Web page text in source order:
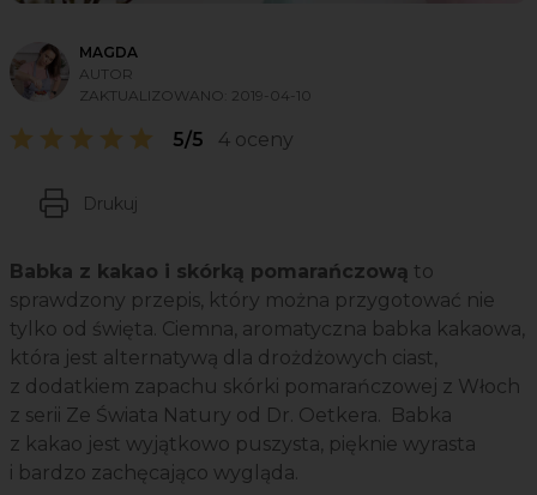
MAGDA
AUTOR
ZAKTUALIZOWANO: 2019-04-10
5/5 4 oceny
Drukuj
Babka z kakao i skórką pomarańczową to
sprawdzony przepis, który można przygotować nie
tylko od święta. Ciemna, aromatyczna babka kakaowa,
która jest alternatywą dla drożdżowych ciast,
z dodatkiem zapachu skórki pomarańczowej z Włoch
z serii Ze Świata Natury od Dr. Oetkera. Babka
z kakao jest wyjątkowo puszysta, pięknie wyrasta
i bardzo zachęcająco wygląda.